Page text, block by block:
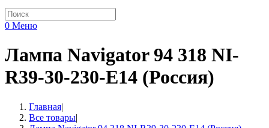
0 Меню
Лампа Navigator 94 318 NI-
R39-30-230-E14 (Россия)
Главная|
Все товары|